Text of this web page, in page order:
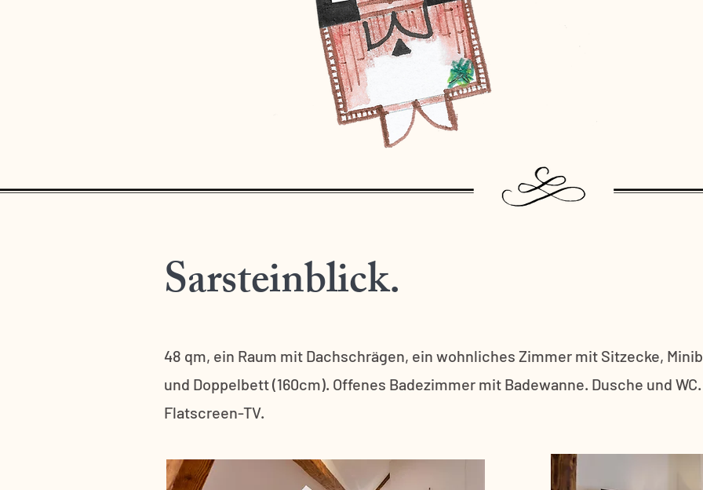
Sarsteinblick.
48 qm, ein Raum mit Dachschrägen, ein wohnliches Zimmer mit Sitzecke,
und Doppelbett (160cm). Offenes Badezimmer mit Badewanne. Dusche und
Flatscreen-TV.